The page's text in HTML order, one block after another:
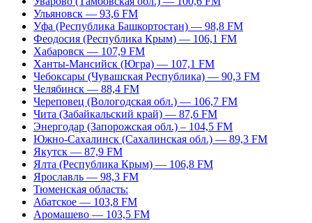
Ульяновск — 93,6 FM
Уфа (Республика Башкортостан) — 98,8 FM
Феодосия (Республика Крым) — 106,1 FM
Хабаровск — 107,9 FM
Ханты-Мансийск (Югра) — 107,1 FM
Чебоксары (Чувашская Республика) — 90,3 FM
Челябинск — 88,4 FM
Череповец (Вологодская обл.) — 106,7 FM
Чита (Забайкальский край) — 87,6 FM
Энергодар (Запорожская обл.) – 104,5 FM
Южно-Сахалинск (Сахалинская обл.) — 89,3 FM
Якутск — 87,9 FM
Ялта (Республика Крым) — 106,8 FM
Ярославль — 98,3 FM
Тюменская область:
Абатское — 103,8 FM
Аромашево — 103,5 FM